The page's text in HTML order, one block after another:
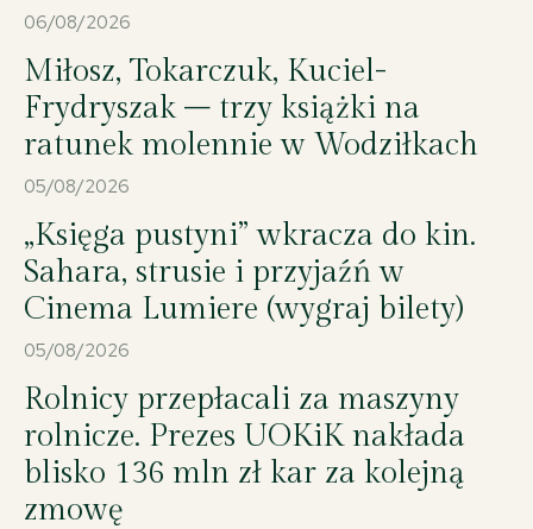
06/08/2026
Miłosz, Tokarczuk, Kuciel-
Frydryszak – trzy książki na
ratunek molennie w Wodziłkach
05/08/2026
„Księga pustyni” wkracza do kin.
Sahara, strusie i przyjaźń w
Cinema Lumiere (wygraj bilety)
05/08/2026
Rolnicy przepłacali za maszyny
rolnicze. Prezes UOKiK nakłada
blisko 136 mln zł kar za kolejną
zmowę